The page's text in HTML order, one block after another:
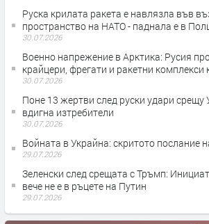
Руска крилата ракета е навлязла във
пространство на НАТО - паднала е в
30.07.2026
Военно напрежение в Арктика: Русия
крайцери, фрегати и ракетни комплекси
30.07.2026
Поне 13 жертви след руски удари
вдигна изтребители
30.07.2026
Войната в Украйна: скритото послание
29.07.2026
Зеленски след срещата с Тръмп:
вече не е в ръцете на Путин
29.07.2026